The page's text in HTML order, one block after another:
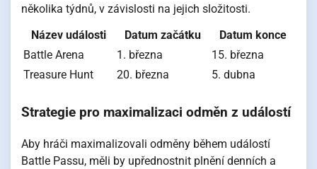
několika týdnů, v závislosti na jejich složitosti.
Název události
Datum začátku
Datum konce
Battle Arena
1. března
15. března
Treasure Hunt
20. března 5. dubna
Strategie pro maximalizaci odměn z událostí
Aby hráči maximalizovali odměny během událostí
Battle Passu, měli by upřednostnit plnění denních a